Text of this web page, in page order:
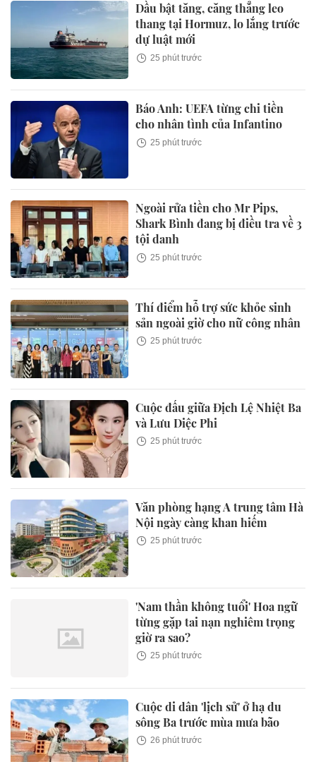
Dầu bật tăng, căng thẳng leo
thang tại Hormuz, lo lắng trước
dự luật mới
25 phút trước
Báo Anh: UEFA từng chi tiền
cho nhân tình của Infantino
25 phút trước
Ngoài rửa tiền cho Mr Pips,
Shark Bình đang bị điều tra về 3
tội danh
25 phút trước
Thí điểm hỗ trợ sức khỏe sinh
sản ngoài giờ cho nữ công nhân
25 phút trước
Cuộc đấu giữa Địch Lệ Nhiệt Ba
và Lưu Diệc Phi
25 phút trước
Văn phòng hạng A trung tâm Hà
Nội ngày càng khan hiếm
25 phút trước
'Nam thần không tuổi' Hoa ngữ
từng gặp tai nạn nghiêm trọng
giờ ra sao?
25 phút trước
Cuộc di dân 'lịch sử' ở hạ du
sông Ba trước mùa mưa bão
26 phút trước